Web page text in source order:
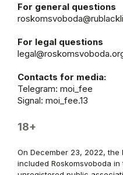
For general questions
For legal questions
Contacts for media:
Telegram: moi_fee
Signal: moi_fee.13
18+
On December 23, 2022, the
included Roskomsvoboda